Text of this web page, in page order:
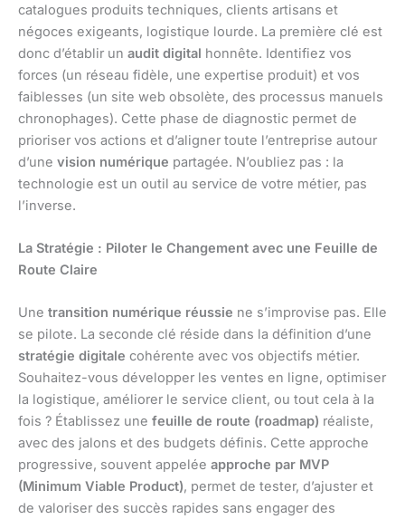
catalogues produits techniques, clients artisans et
négoces exigeants, logistique lourde. La première clé est
donc d’établir un audit digital honnête. Identifiez vos
forces (un réseau fidèle, une expertise produit) et vos
faiblesses (un site web obsolète, des processus manuels
chronophages). Cette phase de diagnostic permet de
prioriser vos actions et d’aligner toute l’entreprise autour
d’une vision numérique partagée. N’oubliez pas : la
technologie est un outil au service de votre métier, pas
l’inverse.
La Stratégie : Piloter le Changement avec une Feuille de
Route Claire
Une transition numérique réussie ne s’improvise pas. Elle
se pilote. La seconde clé réside dans la définition d’une
stratégie digitale cohérente avec vos objectifs métier.
Souhaitez-vous développer les ventes en ligne, optimiser
la logistique, améliorer le service client, ou tout cela à la
fois ? Établissez une feuille de route (roadmap) réaliste,
avec des jalons et des budgets définis. Cette approche
progressive, souvent appelée approche par MVP
(Minimum Viable Product), permet de tester, d’ajuster et
de valoriser des succès rapides sans engager des